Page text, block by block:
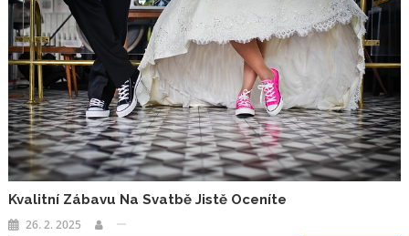
Kvalitní Zábavu Na Svatbě Jistě Oceníte
26. 2. 2025